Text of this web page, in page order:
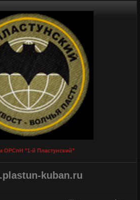
ОРСпН "1-й Пластунский"
kuban.ru